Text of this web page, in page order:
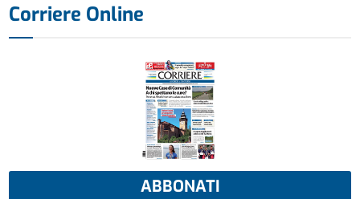
Corriere Online
ABBONATI